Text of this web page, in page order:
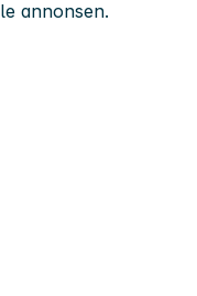
annonsen.